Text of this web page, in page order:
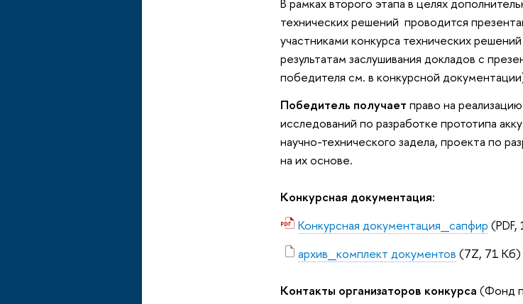
технических решений проводится
участниками конкурса технических
результатам заслушивания докладов с
победителя см. в конкурсной
Победитель получает право на
исследований по разработке прототипа
научно-технического задела, проекта по
на их основе.
Конкурсная документация:
Конкурсная документация_сапфир
архив_комплект документов (7Z, 71 Кб)
Контакты организаторов конкурса (Фонд